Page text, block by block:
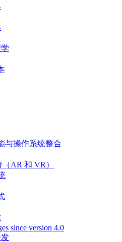
与操作系统整合
AR 和 VR）
since version 4.0